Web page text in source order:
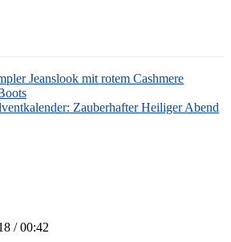
Jeanslook mit rotem Cashmere
Zauberhafter Heiliger Abend
/ 00:42